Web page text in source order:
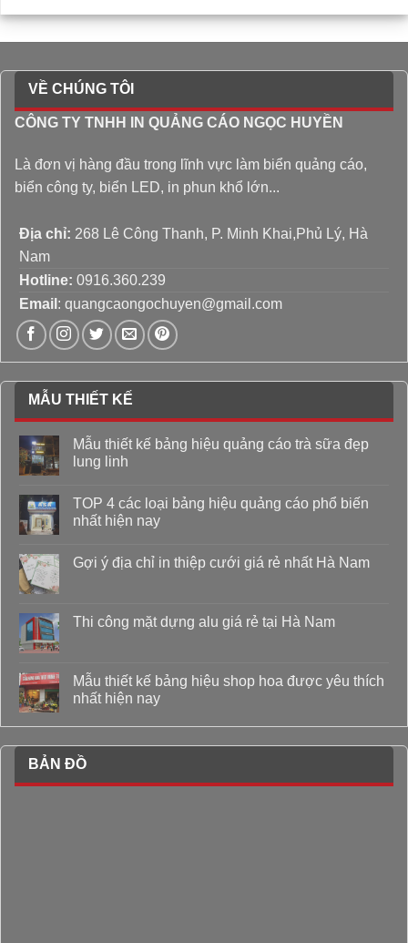
VỀ CHÚNG TÔI
CÔNG TY TNHH IN QUẢNG CÁO NGỌC HUYỀN
Là đơn vị hàng đầu trong lĩnh vực làm biển quảng cáo,
biển công ty, biển LED, in phun khổ lớn...
Địa chỉ: 268 Lê Công Thanh, P. Minh Khai,Phủ Lý, Hà
Nam
Hotline: 0916.360.239
Email : quangcaongochuyen@gmail.com
MẪU THIẾT KẾ
Mẫu thiết kế bảng hiệu quảng cáo trà sữa đẹp
lung linh
TOP 4 các loại bảng hiệu quảng cáo phổ biến
nhất hiện nay
Gợi ý địa chỉ in thiệp cưới giá rẻ nhất Hà Nam
Thi công mặt dựng alu giá rẻ tại Hà Nam
Mẫu thiết kế bảng hiệu shop hoa được yêu thích
nhất hiện nay
BẢN ĐỒ